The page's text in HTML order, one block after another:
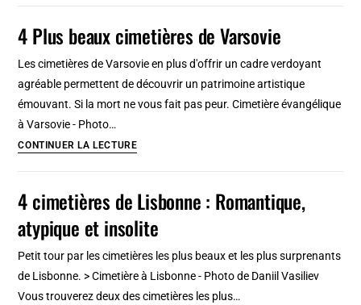
de
Varsovie
na
Okopowej
4 Plus beaux cimetières de Varsovie
Les cimetières de Varsovie en plus d'offrir un cadre verdoyant
agréable permettent de découvrir un patrimoine artistique
émouvant. Si la mort ne vous fait pas peur. Cimetière évangélique
à Varsovie - Photo…
CONTINUER LA LECTURE4
cimetières
de
4 cimetières de Lisbonne : Romantique,
atypique et insolite
Petit tour par les cimetières les plus beaux et les plus surprenants
de Lisbonne. > Cimetière à Lisbonne - Photo de Daniil Vasiliev
Vous trouverez deux des cimetières les plus…